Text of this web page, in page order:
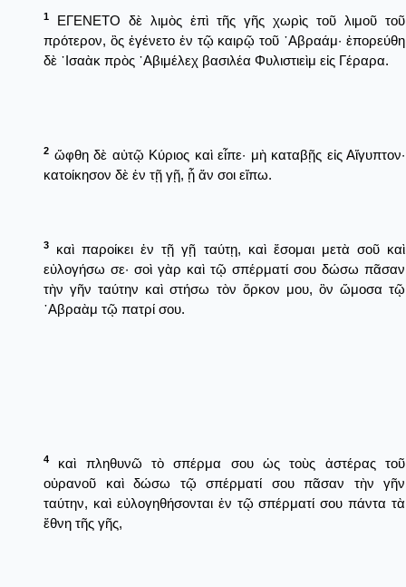
1
ΕΓΕΝΕΤΟ δὲ λιμὸς ἐπὶ τῆς γῆς χωρὶς τοῦ λιμοῦ τοῦ
πρότερον, ὃς ἐγένετο ἐν τῷ καιρῷ τοῦ ῾Αβραάμ· ἐπορεύθη
δὲ ᾿Ισαὰκ πρὸς ᾿Αβιμέλεχ βασιλέα Φυλιστιεὶμ εἰς Γέραρα.
2 ὤφθη δὲ αὐτῷ Κύριος καὶ εἶπε· μὴ καταβῇς εἰς Αἴγυπτον·
κατοίκησον δὲ ἐν τῇ γῇ, ᾗ ἄν σοι εἴπω.
3
καὶ παροίκει ἐν τῇ γῇ ταύτῃ, καὶ ἔσομαι μετὰ σοῦ καὶ
εὐλογήσω σε· σοὶ γὰρ καὶ τῷ σπέρματί σου δώσω πᾶσαν
τὴν γῆν ταύτην καὶ στήσω τὸν ὅρκον μου, ὃν ὤμοσα τῷ
῾Αβραὰμ τῷ πατρί σου.
4
καὶ πληθυνῶ τὸ σπέρμα σου ὡς τοὺς ἀστέρας τοῦ
οὐρανοῦ καὶ δώσω τῷ σπέρματί σου πᾶσαν τὴν γῆν
ταύτην, καὶ εὐλογηθήσονται ἐν τῷ σπέρματί σου πάντα τὰ
ἔθνη τῆς γῆς,